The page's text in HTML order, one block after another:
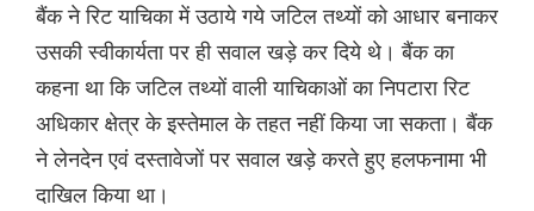
बैंक ने रिट याचिका में उठाये गये जटिल तथ्यों को आधार बनाकर
उसकी स्वीकार्यता पर ही सवाल खड़े कर दिये थे। बैंक का
कहना था कि जटिल तथ्यों वाली याचिकाओं का निपटारा रिट
अधिकार क्षेत्र के इस्तेमाल के तहत नहीं किया जा सकता। बैंक
ने लेनदेन एवं दस्तावेजों पर सवाल खड़े करते हुए हलफनामा भी
दाखिल किया था।